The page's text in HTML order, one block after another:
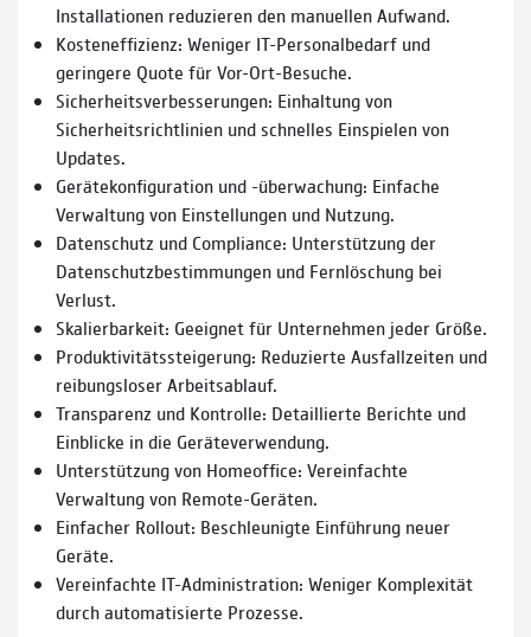
Installationen reduzieren den manuellen Aufwand.
Kosteneffizienz: Weniger IT-Personalbedarf und
geringere Quote für Vor-Ort-Besuche.
Sicherheitsverbesserungen: Einhaltung von
Sicherheitsrichtlinien und schnelles Einspielen von
Updates.
Gerätekonfiguration und -überwachung: Einfache
Verwaltung von Einstellungen und Nutzung.
Datenschutz und Compliance: Unterstützung der
Datenschutzbestimmungen und Fernlöschung bei
Verlust.
Skalierbarkeit: Geeignet für Unternehmen jeder Größe.
Produktivitätssteigerung: Reduzierte Ausfallzeiten und
reibungsloser Arbeitsablauf.
Transparenz und Kontrolle: Detaillierte Berichte und
Einblicke in die Geräteverwendung.
Unterstützung von Homeoffice: Vereinfachte
Verwaltung von Remote-Geräten.
Einfacher Rollout: Beschleunigte Einführung neuer
Geräte.
Vereinfachte IT-Administration: Weniger Komplexität
durch automatisierte Prozesse.